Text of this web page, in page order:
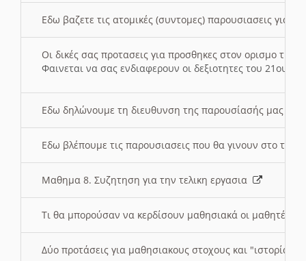
Εδω βαζετε τις ατομικές (συντομες) παρουσιασεις για
Οι δικές σας προτασεις για προσθηκες στον ορισμο
Φαινεται να σας ενδιαφερουν οι δεξιοτητες του 21ου
Εδω δηλώνουμε τη διευθυνση της παρουσίασής μας
Εδω βλέπουμε τις παρουσιασεις που θα γινουν στο
Μαθημα 8. Συζητηση για την τελικη εργασια
Τι θα μπορούσαν να κερδίσουν μαθησιακά οι μαθητές/
Δύο προτάσεις για μαθησιακους στοχους και "ιστορία"